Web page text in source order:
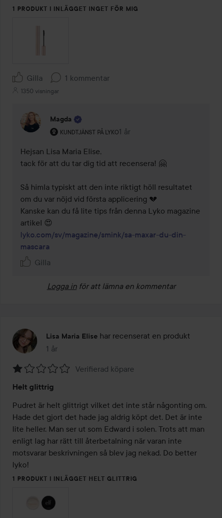
1 PRODUKT I INLÄGGET INGET FÖR MIG
Gilla 1 kommentar
1350 visningar
Magda
KUNDTJÄNST PÅ LYKO
Användarens roll: Kundtjänst på Lyko.
1 år
Kommentaren lades 1 år
Hejsan Lisa Maria Elise,
tack för att du tar dig tid att recensera! 🤗
Så himla typiskt att den inte riktigt höll resultatet
om du var nöjd vid första applicering 💔
Kanske kan du få lite tips från denna Lyko magazine
lyko.com/sv/magazine/smink/sa-maxar-du-din-
mascara
Gilla
Logga in för att lämna en kommentar
Lisa Maria Elise har recenserat en produkt
1 år
Inlägget skapades 1 år
1
av
5
Verifierad köpare
Helt glittrig
Pudret är helt glittrigt vilket det inte står någonting om.
Hade det gjort det hade jag aldrig köpt det. Det är inte
lite heller. Man ser ut som Edward i solen. Trots att man
enligt lag har rätt till återbetalning när varan inte
motsvarar beskrivningen så blev jag nekad. Do better
lyko!
1 PRODUKT I INLÄGGET HELT GLITTRIG